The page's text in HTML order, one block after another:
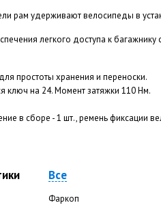
рам удерживают велосипеды в
легкого доступа к багажнику
простоты хранения и переноски.
ключ на 24. Момент затяжки 110 Нм.
в сборе - 1 шт., ремень фиксации
Все
Фаркоп